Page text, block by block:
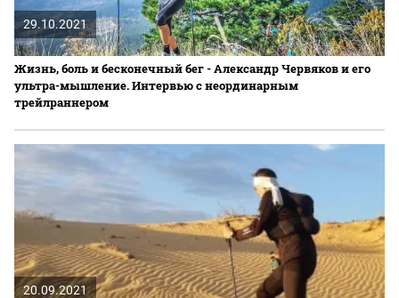
29.10.2021
Жизнь, боль и бесконечный бег - Александр Червяков и его
ультра-мышление. Интервью с неординарным
трейлраннером
20.09.2021